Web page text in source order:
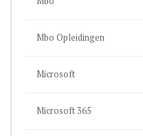
Mbo Opleidingen
Microsoft
Microsoft 365